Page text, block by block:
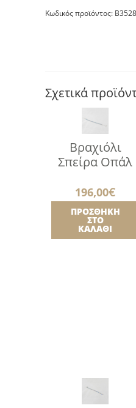
ποσότητα
Κωδικός προϊόντος: B3528
Σχετικά
Βραχιόλι
Σπείρα Οπάλ
196,00€
ΠΡΟΣΘΉΚΗ
ΣΤΟ
ΚΑΛΆΘΙ